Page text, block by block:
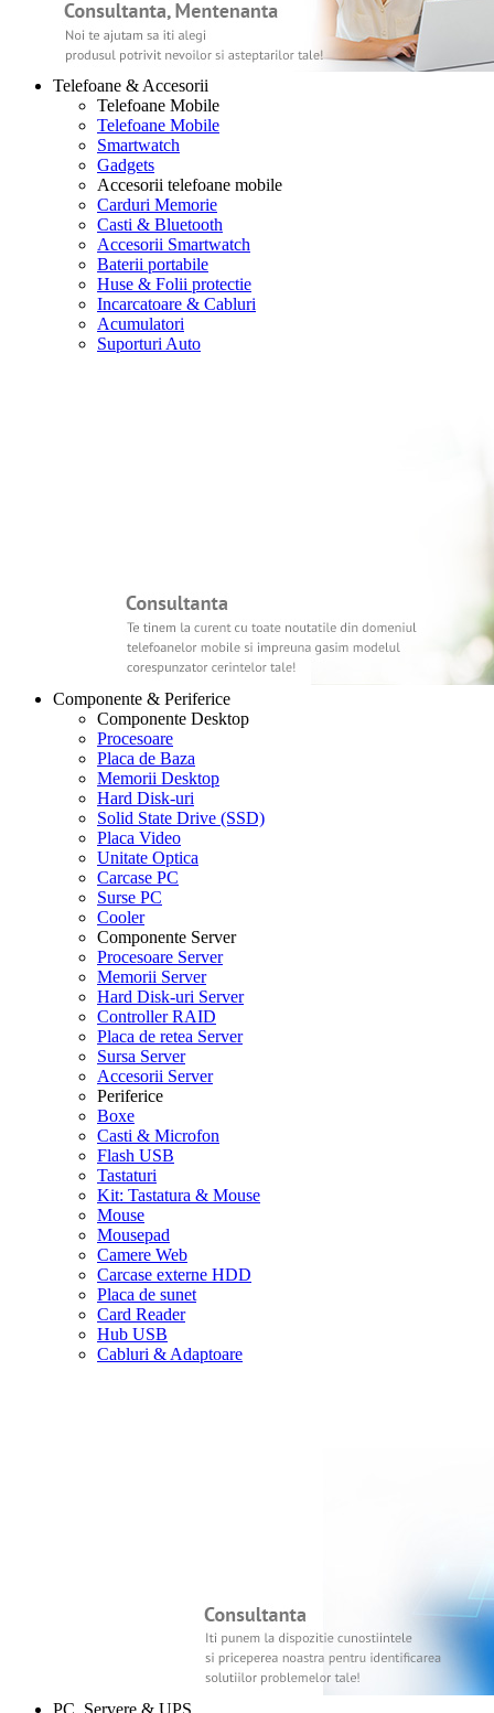
Telefoane & Accesorii
Telefoane Mobile
Telefoane Mobile
Smartwatch
Gadgets
Accesorii telefoane mobile
Carduri Memorie
Casti & Bluetooth
Accesorii Smartwatch
Baterii portabile
Huse & Folii protectie
Incarcatoare & Cabluri
Acumulatori
Suporturi Auto
Componente & Periferice
Componente Desktop
Procesoare
Placa de Baza
Memorii Desktop
Hard Disk-uri
Solid State Drive (SSD)
Placa Video
Unitate Optica
Carcase PC
Surse PC
Cooler
Componente Server
Procesoare Server
Memorii Server
Hard Disk-uri Server
Controller RAID
Placa de retea Server
Sursa Server
Accesorii Server
Periferice
Boxe
Casti & Microfon
Flash USB
Tastaturi
Kit: Tastatura & Mouse
Mouse
Mousepad
Camere Web
Carcase externe HDD
Placa de sunet
Card Reader
Hub USB
Cabluri & Adaptoare
PC, Servere & UPS